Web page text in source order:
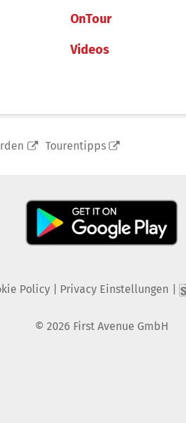
OnTour
Videos
Tourentipps
Policy| Privacy Einstellungen
© 2026 First Avenue GmbH